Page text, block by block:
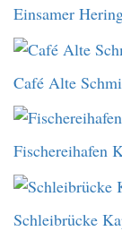
Einsamer
Café Alte
Fischereihafen
Schleibrücke